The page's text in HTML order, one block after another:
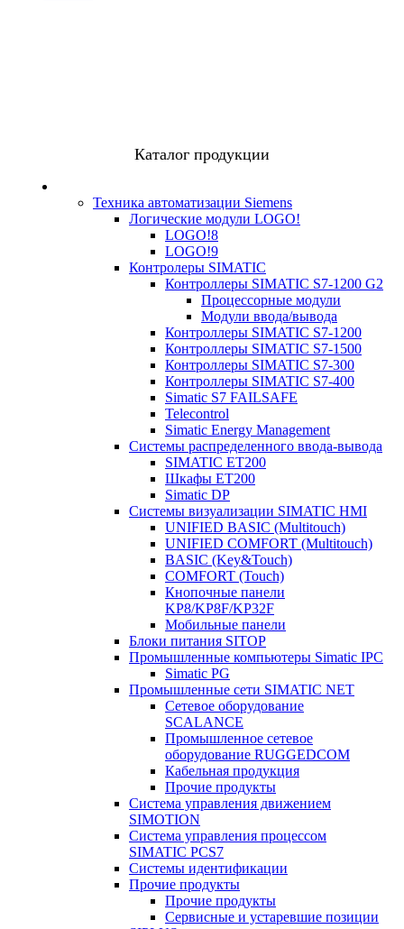
Каталог продукции
Техника автоматизации Siemens
Логические модули LOGO!
LOGO!8
LOGO!9
Контролеры SIMATIC
Контроллеры SIMATIC S7-1200 G2
Процессорные модули
Модули ввода/вывода
Контроллеры SIMATIC S7-1200
Контроллеры SIMATIC S7-1500
Контроллеры SIMATIC S7-300
Контроллеры SIMATIC S7-400
Simatic S7 FAILSAFE
Telecontrol
Simatic Energy Management
Системы распределенного ввода-вывода
SIMATIC ET200
Шкафы ET200
Simatic DP
Системы визуализации SIMATIC HMI
UNIFIED BASIC (Multitouch)
UNIFIED COMFORT (Multitouch)
BASIC (Key&Touch)
COMFORT (Touch)
Кнопочные панели
KP8/KP8F/KP32F
Мобильные панели
Блоки питания SITOP
Промышленные компьютеры Simatic IPC
Simatic PG
Промышленные сети SIMATIC NET
Сетевое оборудование
SCALANCE
Промышленное сетевое
оборудование RUGGEDCOM
Кабельная продукция
Прочие продукты
Система управления движением
SIMOTION
Система управления процессом
SIMATIC PCS7
Системы идентификации
Прочие продукты
Прочие продукты
Сервисные и устаревшие позиции